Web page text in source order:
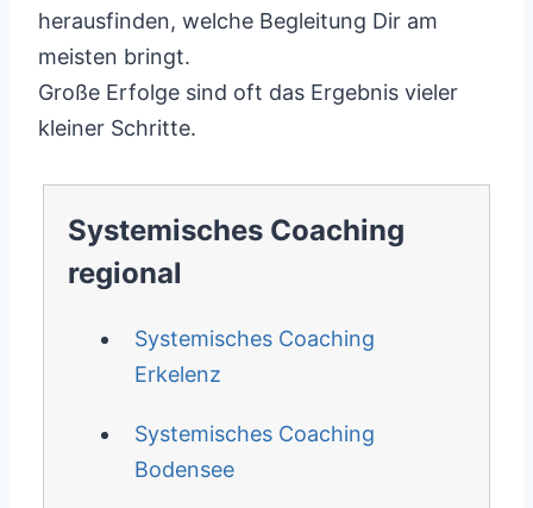
herausfinden, welche Begleitung Dir am
meisten bringt.
Große Erfolge sind oft das Ergebnis vieler
kleiner Schritte.
Systemisches Coaching
regional
Systemisches Coaching
Erkelenz
Systemisches Coaching
Bodensee